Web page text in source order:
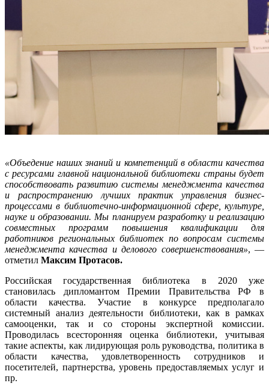
«Объедение наших знаний и компетенций в области качества
с ресурсами главной национальной библиотеки страны будет
способствовать развитию системы менеджмента качества
и распространению лучших практик управления бизнес-
процессами в библиотечно-информационной сфере, культуре,
науке и образовании. Мы планируем разработку и реализацию
совместных программ повышения квалификации для
работников региональных библиотек по вопросам системы
менеджмента качества и делового совершенствования», —
отметил Максим Протасов.
Российская государственная библиотека в 2020 уже
становилась дипломантом Премии Правительства РФ в
области качества. Участие в конкурсе предполагало
системный анализ деятельности библиотеки, как в рамках
самооценки, так и со стороны экспертной комиссии.
Проводилась всесторонняя оценка библиотеки, учитывая
такие аспекты, как лидирующая роль руководства, политика в
области качества, удовлетворенность сотрудников и
посетителей, партнерства, уровень предоставляемых услуг и
пр.